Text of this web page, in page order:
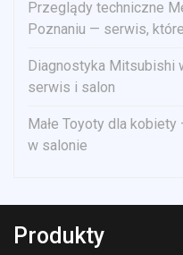
Przeglądy techniczne
Poznaniu — serwis,
Diagnostyka Mitsubishi
serwis i salon
Małe Toyoty dla
w salonie
Produkty